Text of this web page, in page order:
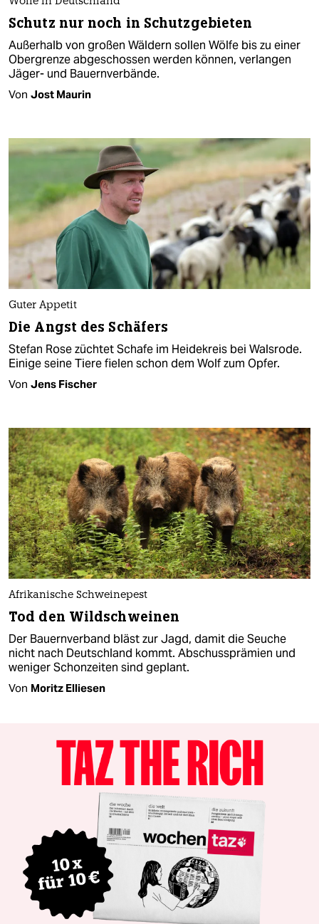
Schutz nur noch in Schutzgebieten
Außerhalb von großen Wäldern sollen Wölfe bis zu einer
Obergrenze abgeschossen werden können, verlangen
Jäger- und Bauernverbände.
Von Jost Maurin
Guter Appetit
Die Angst des Schäfers
Stefan Rose züchtet Schafe im Heidekreis bei Walsrode.
Einige seine Tiere fielen schon dem Wolf zum Opfer.
Von Jens Fischer
Afrikanische Schweinepest
Tod den Wildschweinen
Der Bauernverband bläst zur Jagd, damit die Seuche
nicht nach Deutschland kommt. Abschussprämien und
weniger Schonzeiten sind geplant.
Von Moritz Elliesen